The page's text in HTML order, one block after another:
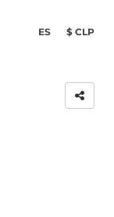
ES $ CLP